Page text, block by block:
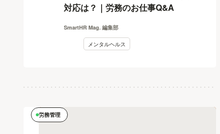
対応は？｜労務のお仕事Q&A
SmartHR Mag. 編集部
メンタルヘルス
労務管理